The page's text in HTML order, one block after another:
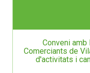
Conveni
Comerciants de
d'activitats i